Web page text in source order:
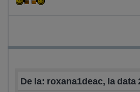
De la: roxana1deac, la data